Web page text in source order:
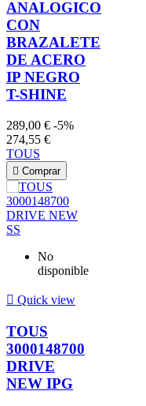
ANALOGICO
CON
BRAZALETE
DE ACERO
IP NEGRO
T-SHINE
289,00 € -5%
274,55 €
TOUS
 Comprar
No
disponible
 Quick view
TOUS
3000148700
DRIVE
NEW IPG